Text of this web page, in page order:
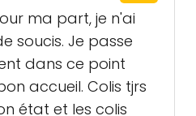
ma part, je n'ai
soucis. Je passe
dans ce point
accueil. Colis tjrs
état et les colis